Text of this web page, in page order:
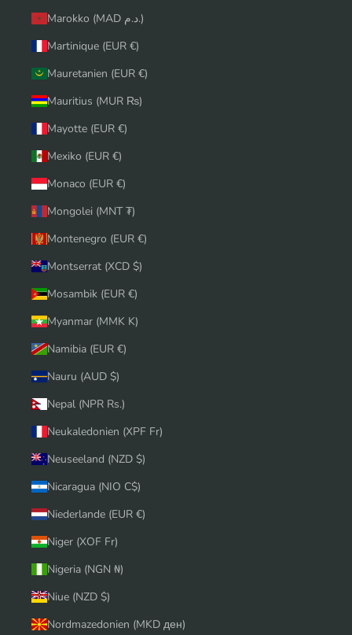
Marokko (MAD د.م.)
Martinique (EUR €)
Mauretanien (EUR €)
Mauritius (MUR ₨)
Mayotte (EUR €)
Mexiko (EUR €)
Monaco (EUR €)
Mongolei (MNT ₮)
Montenegro (EUR €)
Montserrat (XCD $)
Mosambik (EUR €)
Myanmar (MMK K)
Namibia (EUR €)
Nauru (AUD $)
Nepal (NPR Rs.)
Neukaledonien (XPF Fr)
Neuseeland (NZD $)
Nicaragua (NIO C$)
Niederlande (EUR €)
Niger (XOF Fr)
Nigeria (NGN ₦)
Niue (NZD $)
Nordmazedonien (MKD ден)